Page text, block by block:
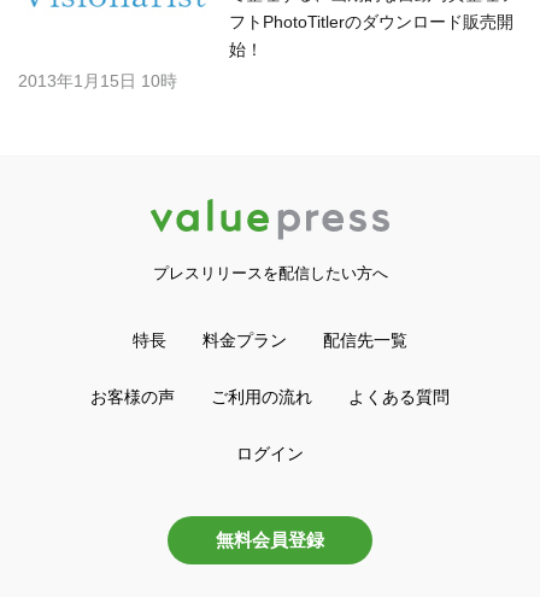
フトPhotoTitlerのダウンロード販売開
始！
2013年1月15日 10時
プレスリリースを配信したい方へ
特長 料金プラン 配信先一覧
お客様の声 ご利用の流れ よくある質問
ログイン
無料会員登録